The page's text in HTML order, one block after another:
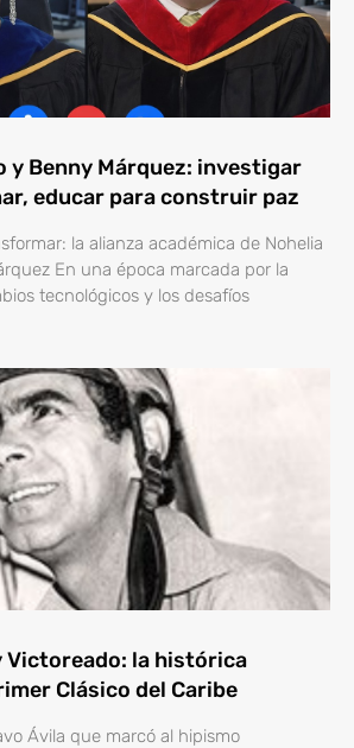
y Benny Márquez: investigar
educar para construir paz
la alianza académica de Nohelia
En una época marcada por la
tecnológicos y los desafíos
Victoreado: la histórica
Clásico del Caribe
Ávila que marcó al hipismo